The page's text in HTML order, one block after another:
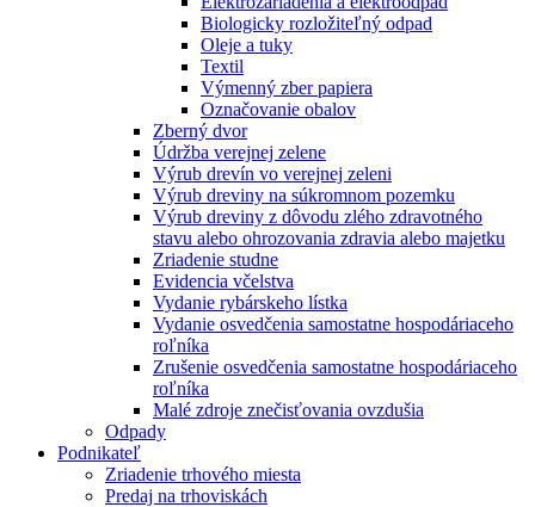
Biologicky rozložiteľný odpad
Oleje a tuky
Textil
Výmenný zber papiera
Označovanie obalov
Zberný dvor
Údržba verejnej zelene
Výrub drevín vo verejnej zeleni
Výrub dreviny na súkromnom pozemku
Výrub dreviny z dôvodu zlého zdravotného
stavu alebo ohrozovania zdravia alebo majetku
Zriadenie studne
Evidencia včelstva
Vydanie rybárskeho lístka
Vydanie osvedčenia samostatne hospodáriaceho
roľníka
Zrušenie osvedčenia samostatne hospodáriaceho
roľníka
Malé zdroje znečisťovania ovzdušia
Odpady
Podnikateľ
Zriadenie trhového miesta
Predaj na trhoviskách